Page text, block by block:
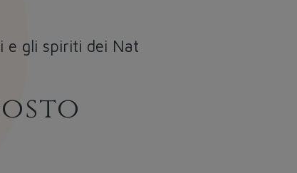
e gli spiriti dei Nat